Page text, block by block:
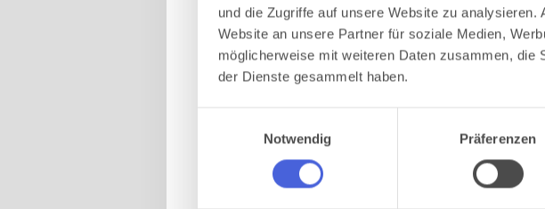
und die Zugriffe auf unsere Website zu
Website an unsere Partner für soziale Medien,
möglicherweise mit weiteren Daten zusammen, die
der Dienste gesammelt haben.
Notwendig
Präferenzen